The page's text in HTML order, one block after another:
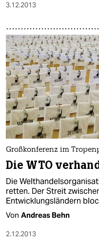
3.12.2013
Großkonferenz im
Die WTO
Die
retten. Der Streit
Entwicklungsländern
Von Andreas Behn
2.12.2013